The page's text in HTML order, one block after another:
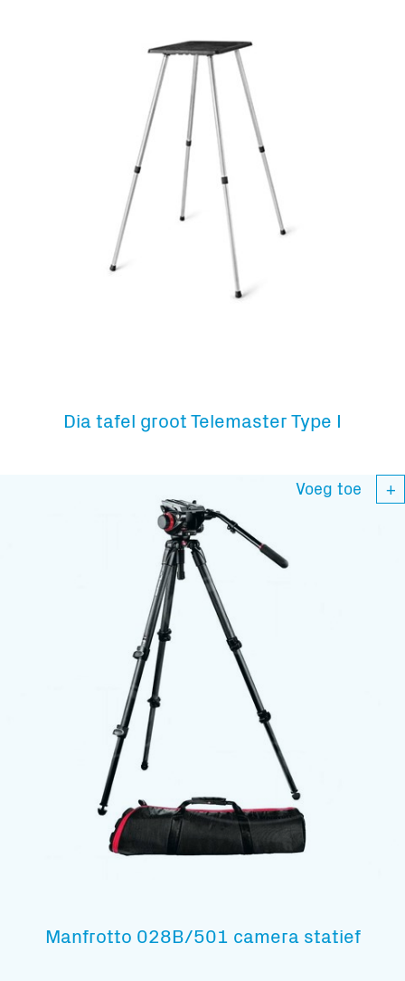
Dia tafel groot Telemaster Type I
Voeg toe
Manfrotto 028B/501 camera statief